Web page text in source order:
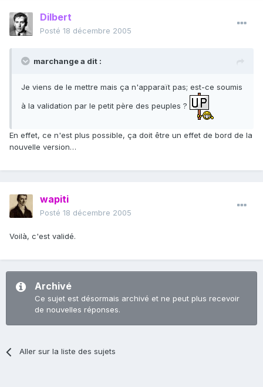
Dilbert
Posté 18 décembre 2005
marchange a dit :
Je viens de le mettre mais ça n'apparaït pas; est-ce soumis
à la validation par le petit père des peuples ?
En effet, ce n'est plus possible, ça doit être un effet de bord de la
nouvelle version…
wapiti
Posté 18 décembre 2005
Voilà, c'est validé.
Archivé
Ce sujet est désormais archivé et ne peut plus recevoir
de nouvelles réponses.
Aller sur la liste des sujets